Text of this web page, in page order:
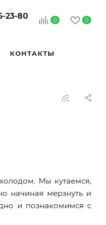
0 0
23-80
КОНТАКТЫ
Мы кутаемся,
начиная мерзнуть и
и познакомимся с